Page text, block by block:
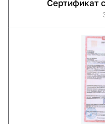
Сертификат